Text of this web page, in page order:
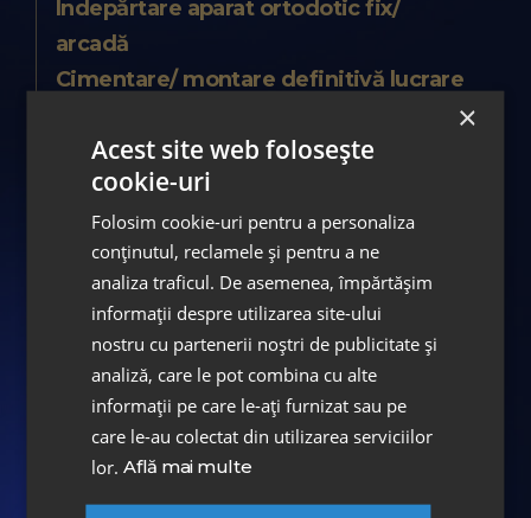
Îndepărtare aparat ortodotic fix/
arcadă
Cimentare/ montare definitivă lucrare
Coroană PREMIUM EMAX
ASPEN Digital Smile Design
Analiza digitala a ocluziei dinamice
Modjaw 4D
Echipa medicală
Dr.Octavian Sântu
Medic Specialist - Parodontologie
Dr. Marius Ion
Medic Specialist Ortodonție și Ortopedie
×
Acest site web folosește
cookie-uri
Folosim cookie-uri pentru a personaliza
conținutul, reclamele și pentru a ne
analiza traficul. De asemenea, împărtășim
informații despre utilizarea site-ului
nostru cu partenerii noștri de publicitate și
analiză, care le pot combina cu alte
informații pe care le-ați furnizat sau pe
care le-au colectat din utilizarea serviciilor
lor.Află mai multe